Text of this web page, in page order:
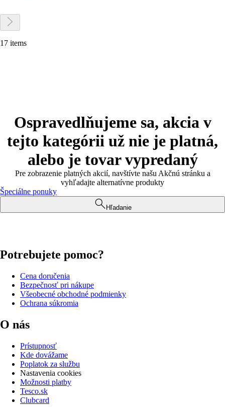
17 items
Ospravedlňujeme sa, akcia v
tejto kategórii už nie je platná,
alebo je tovar vypredaný
Pre zobrazenie platných akcií, navštívte našu Akčnú stránku a
vyhľadajte alternatívne produkty
Špeciálne ponuky
Hľadanie
Potrebujete pomoc?
Cena doručenia
Bezpečnosť pri nákupe
Všeobecné obchodné podmienky
Ochrana súkromia
O nás
Prístupnosť
Kde dovážame
Poplatok za službu
Nastavenia cookies
Možnosti platby
Tesco.sk
Clubcard